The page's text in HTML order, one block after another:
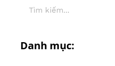
Danh mục: